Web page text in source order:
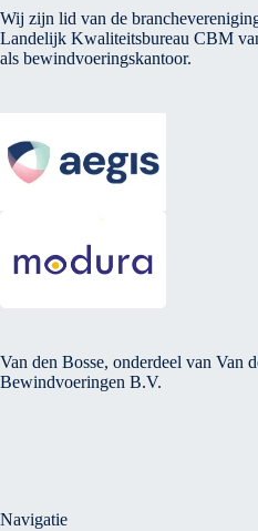
Wij zijn lid van de
Landelijk Kwaliteitsbureau CBM
als bewindvoeringskantoor.
Van den Bosse, onderdeel van Van
Bewindvoeringen B.V.
Navigatie